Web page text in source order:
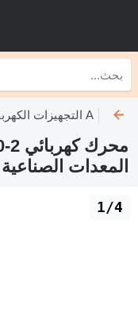
التجهيزات الكهربائية ASEA
المعدات الصناعية
1/4